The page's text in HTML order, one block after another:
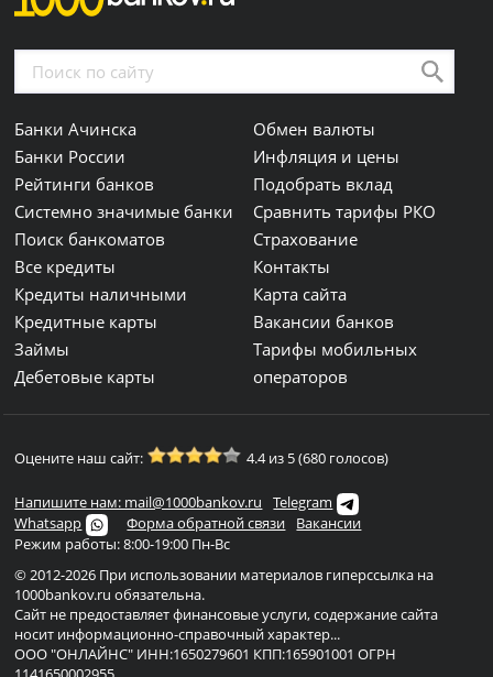
Банки Ачинска
Банки России
Рейтинги банков
Системно значимые банки
Поиск банкоматов
Все кредиты
Кредиты наличными
Кредитные карты
Займы
Дебетовые карты
Обмен валюты
Инфляция и цены
Подобрать вклад
Сравнить тарифы РКО
Страхование
Контакты
Карта сайта
Вакансии банков
Тарифы мобильных
операторов
Оцените наш сайт: 4.4 из 5 (680 голосов)
Напишите нам: mail@1000bankov.ru
Telegram
Whatsapp
Форма обратной связи
Вакансии
Режим работы: 8:00-19:00 Пн-Вс
© 2012-2026 При использовании материалов гиперссылка на
1000bankov.ru обязательна.
Сайт не предоставляет финансовые услуги, содержание сайта
носит информационно-справочный характер...
ООО "ОНЛАЙНС" ИНН:1650279601 КПП:165901001 ОГРН